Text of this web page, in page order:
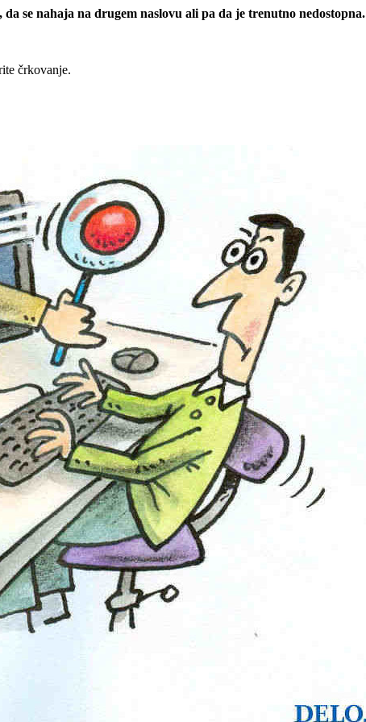
se nahaja na drugem naslovu ali pa da je trenutno nedostopna.
črkovanje.